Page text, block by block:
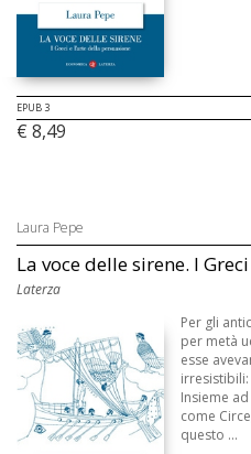
EPUB 3
€ 8,49
Laura Pepe
La voce delle sirene. I
Laterza
Per gli
per metà
esse
Insieme
come
questo ...